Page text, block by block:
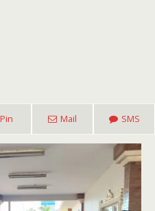
Pin Mail SMS